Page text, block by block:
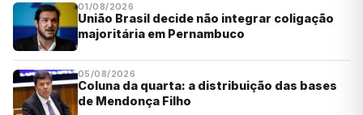
01/08/2026
União Brasil decide não integrar coligação
majoritária em Pernambuco
05/08/2026
Coluna da quarta: a distribuição das bases
de Mendonça Filho